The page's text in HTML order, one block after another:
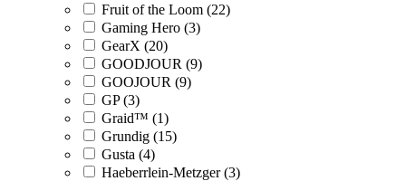
Fruit of the Loom (22)
Gaming Hero (3)
GearX (20)
GOODJOUR (9)
GOOJOUR (9)
GP (3)
Graid™ (1)
Grundig (15)
Gusta (4)
Haeberrlein-Metzger (3)